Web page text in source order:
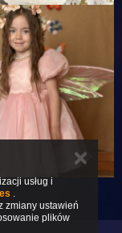
usług i
.
zmiany ustawień
plików
✕